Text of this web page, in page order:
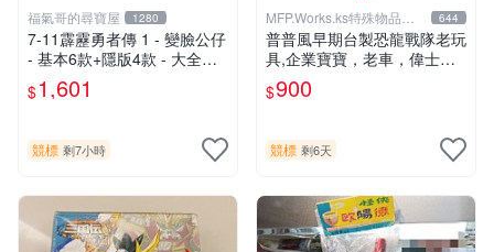
福氣哥的尋寶屋 1280
7-11霹靂勇者傳 1 - 變臉公仔
- 基本6款+隱版4款 - 大全一
套10款 - 1601元起標
$1,601
競標 剩7小時
MFP.Works.ks特殊物品販
賣部
644
普普風早期台製恐龍戰隊老玩
具,企業寶寶，老車，偉士
牌，老東西，水水，型男，vi
ntage，70'S玩家參考
$900
競標 剩6天